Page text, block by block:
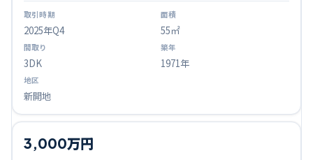
2025年Q4 55㎡
3DK 1971年
新開地
3,000万円